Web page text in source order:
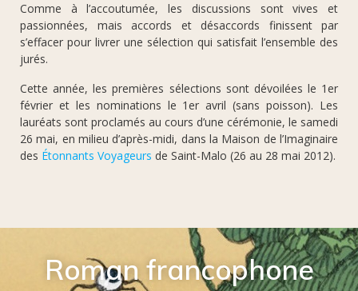
Comme à l’accoutumée, les discussions sont vives et
passionnées, mais accords et désaccords finissent par
s’effacer pour livrer une sélection qui satisfait l’ensemble des
jurés.
Cette année, les premières sélections sont dévoilées le 1er
février et les nominations le 1er avril (sans poisson). Les
lauréats sont proclamés au cours d’une cérémonie, le samedi
26 mai, en milieu d’après-midi, dans la Maison de l’Imaginaire
des Étonnants Voyageurs de Saint-Malo (26 au 28 mai 2012).
Roman francophone